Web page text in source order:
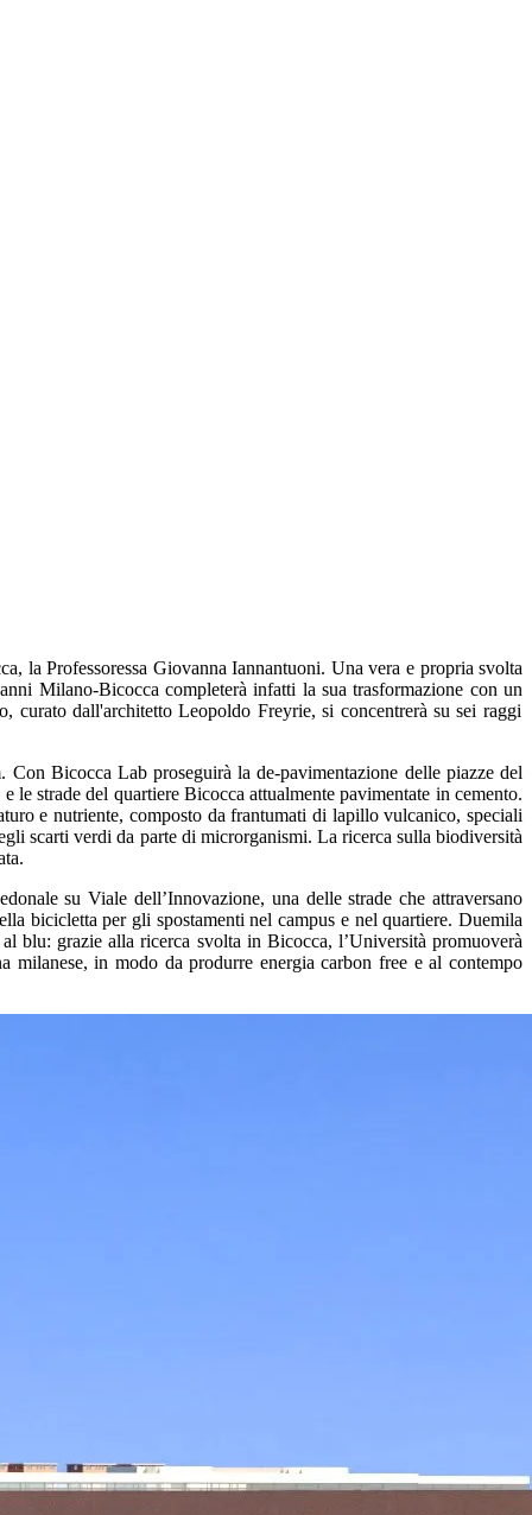
la Professoressa Giovanna Iannantuoni. Una vera e propria svolta
Milano-Bicocca completerà infatti la sua trasformazione con un
dall'architetto Leopoldo Freyrie, si concentrerà su sei raggi
Bicocca Lab proseguirà la de-pavimentazione delle piazze del
strade del quartiere Bicocca attualmente pavimentate in cemento.
e nutriente, composto da frantumati di lapillo vulcanico, speciali
scarti verdi da parte di microrganismi. La ricerca sulla biodiversità
su Viale dell’Innovazione, una delle strade che attraversano
bicicletta per gli spostamenti nel campus e nel quartiere. Duemila
blu: grazie alla ricerca svolta in Bicocca, l’Università promuoverà
milanese, in modo da produrre energia carbon free e al contempo